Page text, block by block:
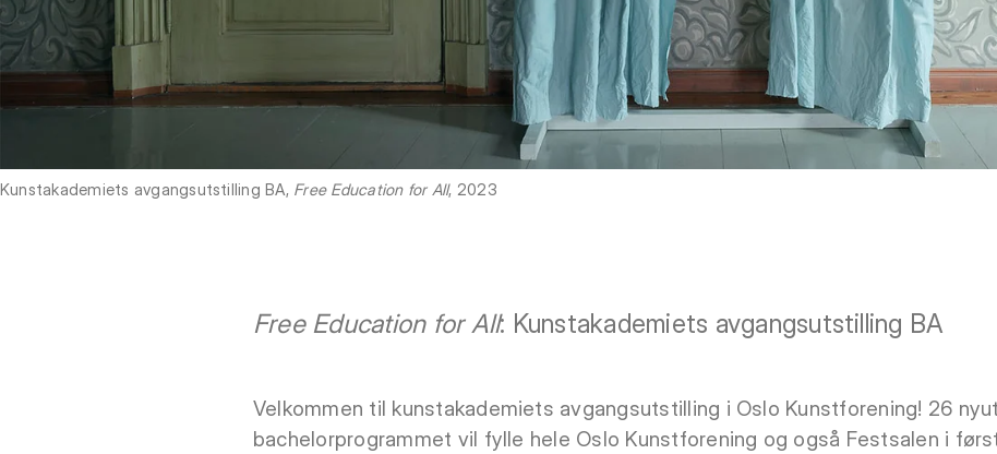
Kunstakademiets avgangsutstilling BA, Free Education for All, 2023
Free Education for All: Kunstakademiets avgangsutstilling BA
Velkommen til kunstakademiets avgangsutstilling i Oslo Kunstforening! 26
bachelorprogrammet vil fylle hele Oslo Kunstforening og også Festsalen i